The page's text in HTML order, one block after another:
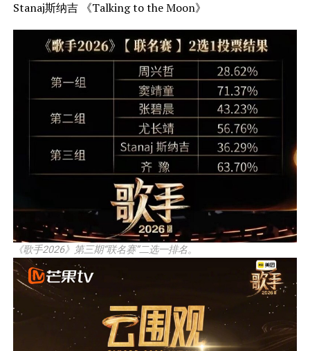
Stanaj斯纳吉 《Talking to the Moon》
《歌手2026》第三期“联名赛”二选一排名。